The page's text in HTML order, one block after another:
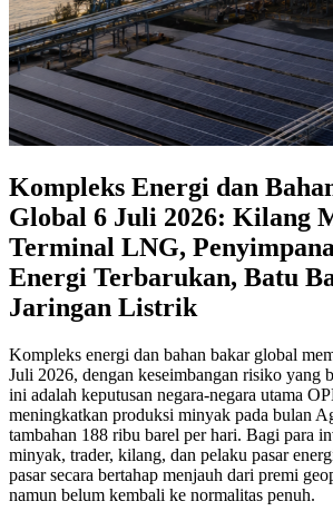
Kompleks Energi dan
Global 6 Juli 2026: Kilang
Terminal LNG,
Energi Terbarukan, Batu
Jaringan Listrik
Kompleks energi dan bahan bakar global
Juli 2026, dengan keseimbangan risiko yang
ini adalah keputusan negara-negara utama
meningkatkan produksi minyak pada bulan
tambahan 188 ribu barel per hari. Bagi para
minyak, trader, kilang, dan pelaku pasar
pasar secara bertahap menjauh dari premi
namun belum kembali ke normalitas penuh.